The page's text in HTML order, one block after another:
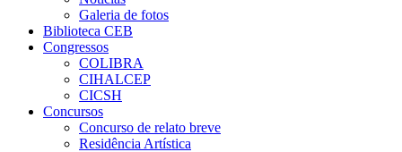
Galeria de fotos
Biblioteca CEB
Congressos
COLIBRA
CIHALCEP
CICSH
Concursos
Concurso de relato breve
Residência Artística